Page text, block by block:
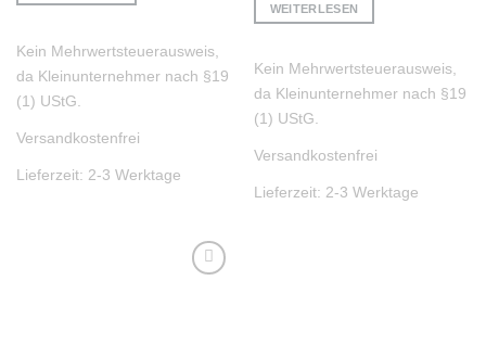
Kein Mehrwertsteuerausweis,
da Kleinunternehmer nach §19
(1) UStG.
Versandkostenfrei
Lieferzeit: 2-3 Werktage
WEITERLESEN
Kein Mehrwertsteuerausweis,
da Kleinunternehmer nach §19
(1) UStG.
Versandkostenfrei
Lieferzeit: 2-3 Werktage